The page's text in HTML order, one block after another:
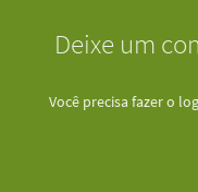
Deixe um
Você precisa fazer o